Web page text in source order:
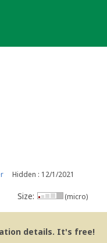
Hidden : 12/1/2021
Size: (micro)
details. It's free!